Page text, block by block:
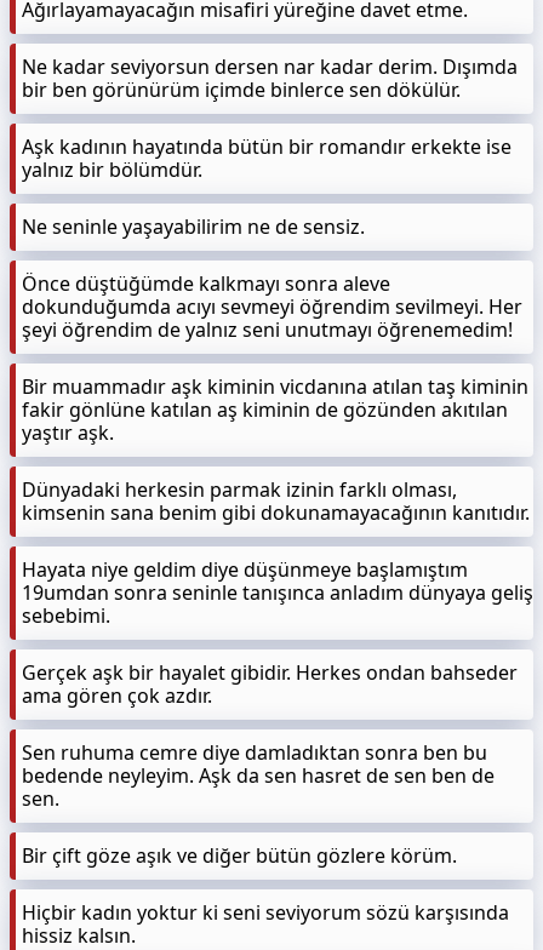
Ağırlayamayacağın misafiri yüreğine davet etme.
Ne kadar seviyorsun dersen nar kadar derim. Dışımda
bir ben görünürüm içimde binlerce sen dökülür.
Aşk kadının hayatında bütün bir romandır erkekte ise
yalnız bir bölümdür.
Ne seninle yaşayabilirim ne de sensiz.
Önce düştüğümde kalkmayı sonra aleve
dokunduğumda acıyı sevmeyi öğrendim sevilmeyi. Her
şeyi öğrendim de yalnız seni unutmayı öğrenemedim!
Bir muammadır aşk kiminin vicdanına atılan taş kiminin
fakir gönlüne katılan aş kiminin de gözünden akıtılan
yaştır aşk.
Dünyadaki herkesin parmak izinin farklı olması,
kimsenin sana benim gibi dokunamayacağının kanıtıdır.
Hayata niye geldim diye düşünmeye başlamıştım
19umdan sonra seninle tanışınca anladım dünyaya geliş
sebebimi.
Gerçek aşk bir hayalet gibidir. Herkes ondan bahseder
ama gören çok azdır.
Sen ruhuma cemre diye damladıktan sonra ben bu
bedende neyleyim. Aşk da sen hasret de sen ben de
sen.
Bir çift göze aşık ve diğer bütün gözlere körüm.
Hiçbir kadın yoktur ki seni seviyorum sözü karşısında
hissiz kalsın.